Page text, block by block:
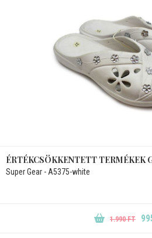
ÉRTÉKCSÖKKENTETT TERMÉKEK
Super Gear - A5375-white
1.990 FT